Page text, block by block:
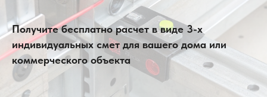
Получите бесплатно расчет в виде 3-х
индивидуальных смет для вашего дома или
коммерческого объекта